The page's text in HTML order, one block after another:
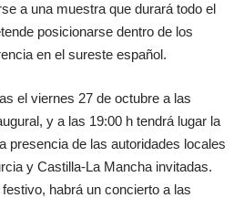
a una muestra que durará todo el
posicionarse dentro de los
en el sureste español.
el viernes 27 de octubre a las
y a las 19:00 h tendrá lugar la
presencia de las autoridades locales
y Castilla-La Mancha invitadas.
habrá un concierto a las